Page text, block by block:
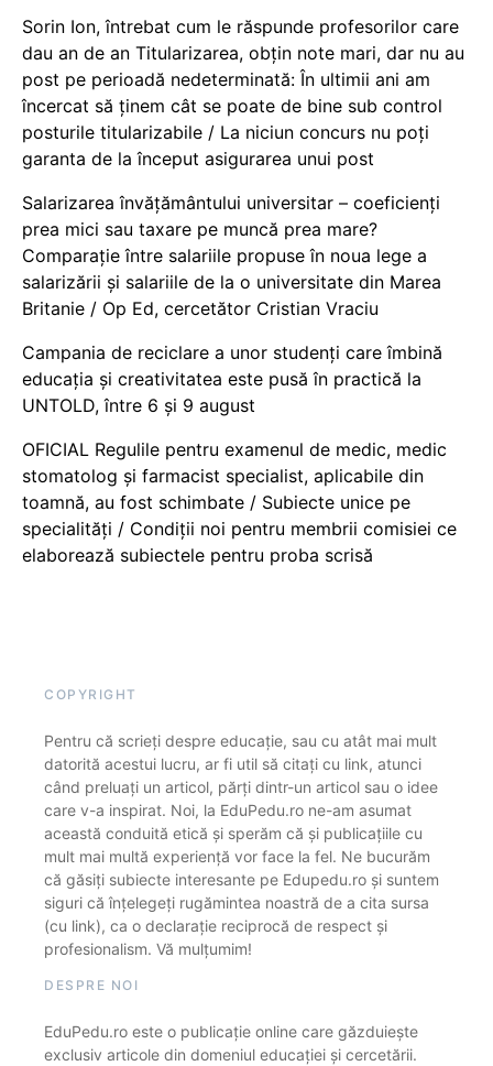
Sorin Ion, întrebat cum le răspunde profesorilor care
dau an de an Titularizarea, obțin note mari, dar nu au
post pe perioadă nedeterminată: În ultimii ani am
încercat să ținem cât se poate de bine sub control
posturile titularizabile / La niciun concurs nu poți
garanta de la început asigurarea unui post
Salarizarea învățământului universitar – coeficienți
prea mici sau taxare pe muncă prea mare?
Comparație între salariile propuse în noua lege a
salarizării și salariile de la o universitate din Marea
Britanie / Op Ed, cercetător Cristian Vraciu
Campania de reciclare a unor studenți care îmbină
educația și creativitatea este pusă în practică la
UNTOLD, între 6 și 9 august
OFICIAL Regulile pentru examenul de medic, medic
stomatolog și farmacist specialist, aplicabile din
toamnă, au fost schimbate / Subiecte unice pe
specialități / Condiții noi pentru membrii comisiei ce
elaborează subiectele pentru proba scrisă
COPYRIGHT
Pentru că scrieți despre educație, sau cu atât mai mult
datorită acestui lucru, ar fi util să citați cu link, atunci
când preluați un articol, părți dintr-un articol sau o idee
care v-a inspirat. Noi, la EduPedu.ro ne-am asumat
această conduită etică și sperăm că și publicațiile cu
mult mai multă experiență vor face la fel. Ne bucurăm
că găsiți subiecte interesante pe Edupedu.ro și suntem
siguri că înțelegeți rugămintea noastră de a cita sursa
(cu link), ca o declarație reciprocă de respect și
profesionalism. Vă mulțumim!
DESPRE NOI
EduPedu.ro este o publicație online care găzduiește
exclusiv articole din domeniul educației și cercetării.